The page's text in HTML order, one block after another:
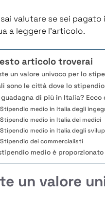
sai valutare se sei
a leggere l’articolo.
articolo troverai
un valore univoco per lo
sono le città dove lo
guadagna di più in Italia?
Stipendio medio in Italia degli
Stipendio medio in Italia dei medici
Stipendio medio in Italia degli
Stipendio dei commercialisti
medio è
un valore